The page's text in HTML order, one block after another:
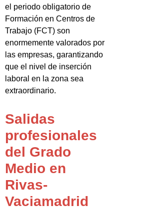
el periodo obligatorio de
Formación en Centros de
Trabajo (FCT) son
enormemente valorados por
las empresas, garantizando
que el nivel de inserción
laboral en la zona sea
extraordinario.
Salidas
profesionales
del Grado
Medio en
Rivas-
Vaciamadrid